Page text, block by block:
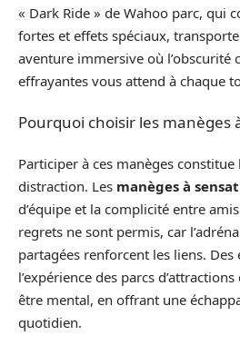
« Dark Ride » de Wahoo parc, qui
fortes et effets spéciaux,
aventure immersive où l’obscurité
effrayantes vous attend à chaque
Pourquoi choisir les manèges
Participer à ces manèges
distraction. Les manèges à
d’équipe et la complicité entre
regrets ne sont permis, car
partagées renforcent les liens.
l’expérience des parcs
être mental, en offrant une
quotidien.